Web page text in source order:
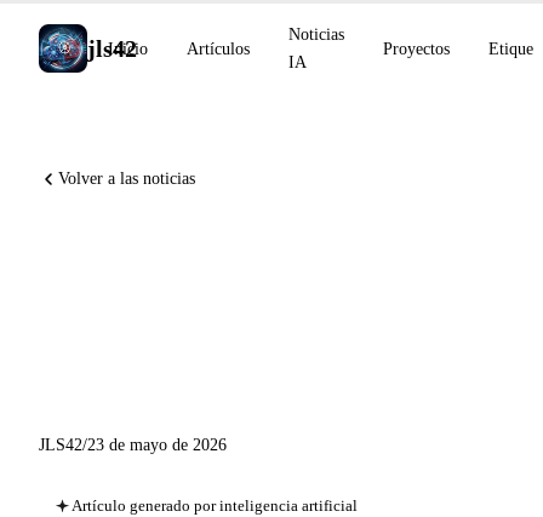
jls42
Inicio Artículos
Noticias
IA
Proyectos
Volver a las noticias
JLS42/23 de mayo de 2026
Artículo generado por inteligencia artificial